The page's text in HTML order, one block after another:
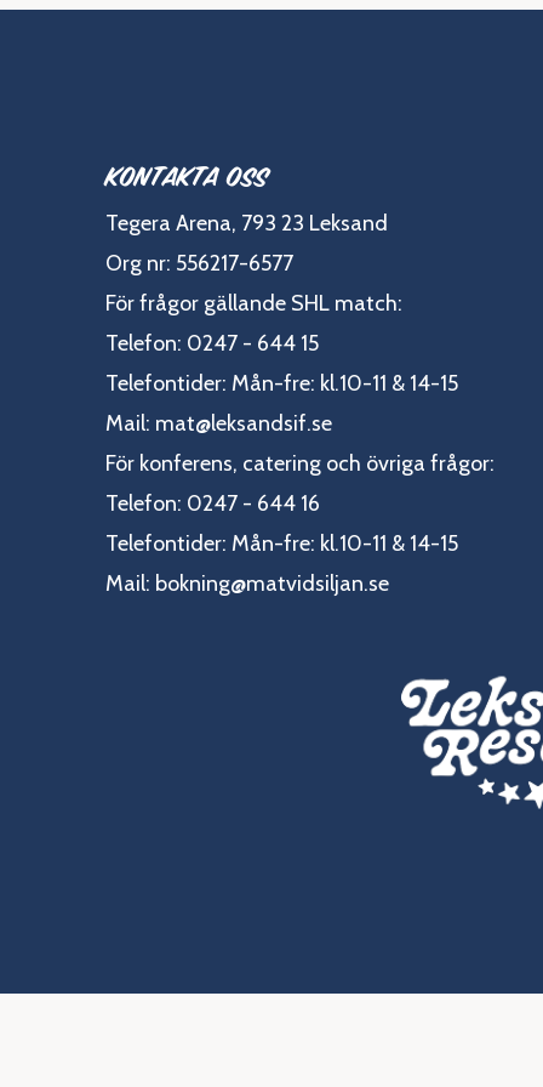
Kontakta oss
Tegera Arena, 793 23 Leksand
Org nr: 556217-6577
För frågor gällande SHL match:
Telefon: 0247 - 644 15
Telefontider: Mån-fre: kl.10-11 & 14-15
Mail: mat@leksandsif.se
För konferens, catering och övriga frågor:
Telefon: 0247 - 644 16
Telefontider: Mån-fre: kl.10-11 & 14-15
Mail: bokning@matvidsiljan.se